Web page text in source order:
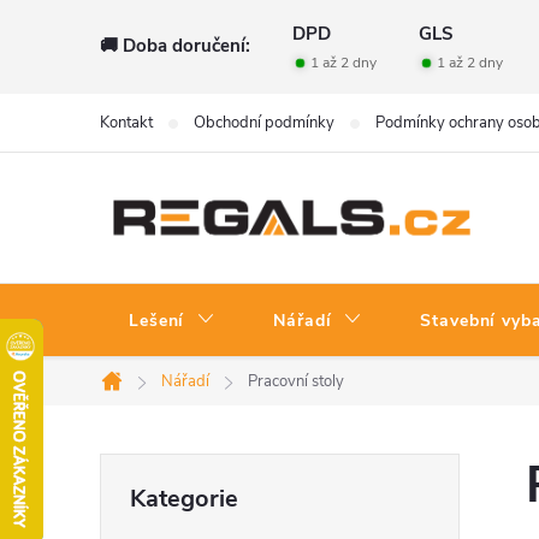
🚚 Doba doručení: DPD GLS
1 až 2 dny 1 až 2 dny
Kontakt Obchodní podmínky Podmínky ochrany
Lešení Nářadí Stavební
Domů
Nářadí Pracovní stoly
kategorie
Kategorie